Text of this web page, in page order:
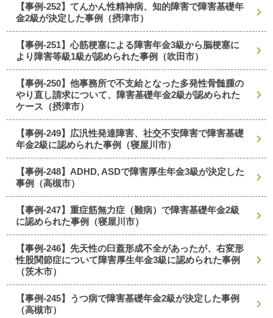
【事例-252】てんかん性精神病、知的障害で障害基礎年
金2級が決定した事例（摂津市）
【事例-251】心筋梗塞による障害年金3級から脳梗塞に
より障害等級1級が認められた事例（吹田市）
【事例-250】他事務所で不支給となった多発性骨髄腫の
やり直し請求について、障害基礎年金2級が認められた
ケース（摂津市）
【事例-249】広汎性発達障害、社交不安障害で障害基礎
年金2級に認められた事例（寝屋川市）
【事例-248】ADHD, ASDで障害厚生年金3級が決定した
事例（高槻市）
【事例-247】重症筋無力症（難病）で障害基礎年金2級
に認められた事例（寝屋川市）
【事例-246】先天性の臼蓋形成不全があったが、右変形
性股関節症について障害厚生年金3級に認められた事例
（茨木市）
【事例-245】うつ病で障害基礎年金2級が決定した事例
（高槻市）